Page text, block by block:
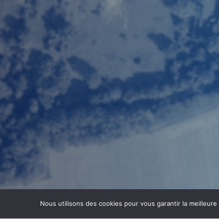
Nous utilisons des cookies pour vous garantir la